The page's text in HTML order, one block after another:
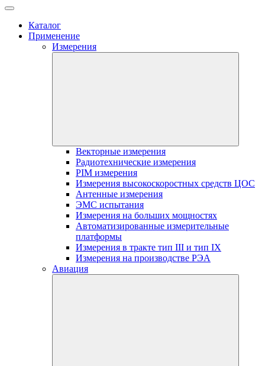
Каталог
Применение
Измерения
Векторные измерения
Радиотехнические измерения
PIM измерения
Измерения высокоскоростных средств ЦОС
Антенные измерения
ЭМС испытания
Измерения на больших мощностях
Автоматизированные измерительные
платформы
Измерения в тракте тип III и тип IX
Измерения на производстве РЭА
Авиация